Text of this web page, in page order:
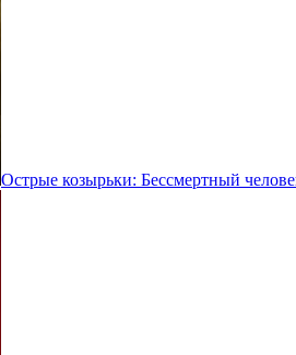
Острые козырьки: Бессмертный